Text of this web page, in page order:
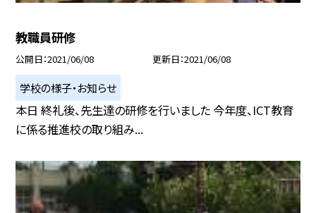
教職員研修
公開日 2021/06/08 更新日 2021/06/08
学校の様子・お知らせ
本日 終礼後、先生達の研修を行いました 今年度、ICT教育
に係る推進校の取り組み...